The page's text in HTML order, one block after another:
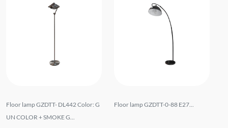
Floor lamp GZDTT- DL442 Color: G
UN COLOR + SMOKE G...
Floor lamp GZDTT-0-88 E27...